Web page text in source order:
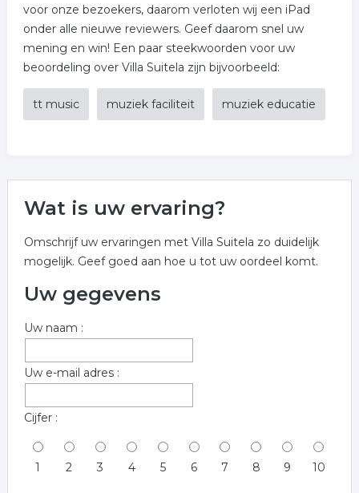
voor onze bezoekers, daarom verloten wij een iPad
onder alle nieuwe reviewers. Geef daarom snel uw
mening en win! Een paar steekwoorden voor uw
beoordeling over Villa Suitela zijn bijvoorbeeld:
tt music muziek faciliteit muziek educatie
Wat is uw ervaring?
Omschrijf uw ervaringen met Villa Suitela zo duidelijk
mogelijk. Geef goed aan hoe u tot uw oordeel komt.
Uw gegevens
Uw naam :
Uw e-mail adres :
Cijfer :
1 2 3 4 5 6 7 8 9 10